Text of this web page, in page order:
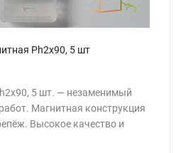
Ph2x90, 5 шт
5 шт. — незаменимый
Магнитная конструкция
Высокое качество и